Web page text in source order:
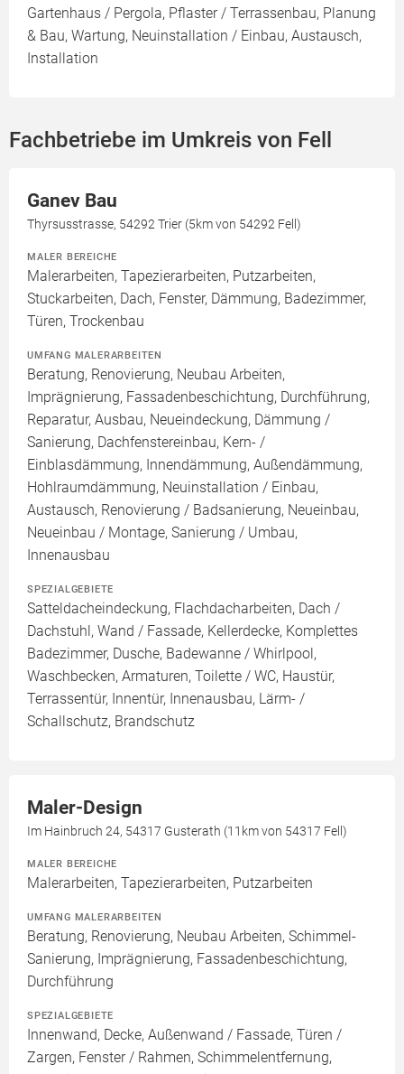
Gartenhaus / Pergola, Pflaster / Terrassenbau, Planung
& Bau, Wartung, Neuinstallation / Einbau, Austausch,
Installation
Fachbetriebe im Umkreis von Fell
Ganev Bau
Thyrsusstrasse, 54292 Trier (5km von 54292 Fell)
MALER BEREICHE
Malerarbeiten, Tapezierarbeiten, Putzarbeiten,
Stuckarbeiten, Dach, Fenster, Dämmung, Badezimmer,
Türen, Trockenbau
UMFANG MALERARBEITEN
Beratung, Renovierung, Neubau Arbeiten,
Imprägnierung, Fassadenbeschichtung, Durchführung,
Reparatur, Ausbau, Neueindeckung, Dämmung /
Sanierung, Dachfenstereinbau, Kern- /
Einblasdämmung, Innendämmung, Außendämmung,
Hohlraumdämmung, Neuinstallation / Einbau,
Austausch, Renovierung / Badsanierung, Neueinbau,
Neueinbau / Montage, Sanierung / Umbau,
Innenausbau
SPEZIALGEBIETE
Satteldacheindeckung, Flachdacharbeiten, Dach /
Dachstuhl, Wand / Fassade, Kellerdecke, Komplettes
Badezimmer, Dusche, Badewanne / Whirlpool,
Waschbecken, Armaturen, Toilette / WC, Haustür,
Terrassentür, Innentür, Innenausbau, Lärm- /
Schallschutz, Brandschutz
Maler-Design
Im Hainbruch 24, 54317 Gusterath (11km von 54317 Fell)
MALER BEREICHE
Malerarbeiten, Tapezierarbeiten, Putzarbeiten
UMFANG MALERARBEITEN
Beratung, Renovierung, Neubau Arbeiten, Schimmel-
Sanierung, Imprägnierung, Fassadenbeschichtung,
Durchführung
SPEZIALGEBIETE
Innenwand, Decke, Außenwand / Fassade, Türen /
Zargen, Fenster / Rahmen, Schimmelentfernung,